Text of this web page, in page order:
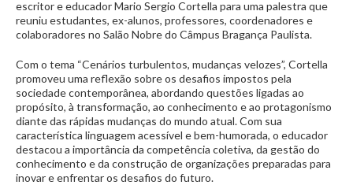
escritor e educador Mario Sergio Cortella para uma palestra que
reuniu estudantes, ex-alunos, professores, coordenadores e
colaboradores no Salão Nobre do Câmpus Bragança Paulista.
Com o tema “Cenários turbulentos, mudanças velozes”, Cortella
promoveu uma reflexão sobre os desafios impostos pela
sociedade contemporânea, abordando questões ligadas ao
propósito, à transformação, ao conhecimento e ao protagonismo
diante das rápidas mudanças do mundo atual. Com sua
característica linguagem acessível e bem-humorada, o educador
destacou a importância da competência coletiva, da gestão do
conhecimento e da construção de organizações preparadas para
inovar e enfrentar os desafios do futuro.